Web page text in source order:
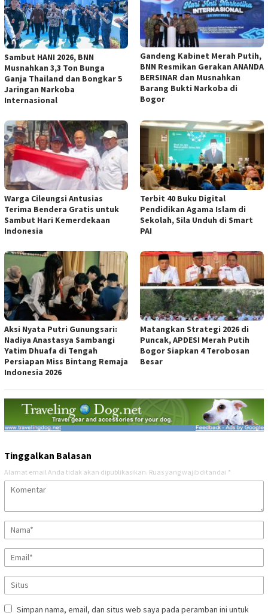
Sambut HANI 2026, BNN
Musnahkan 3,3 Ton Bunga
Ganja Thailand dan Bongkar 5
Jaringan Narkoba
Internasional
Gandeng Kabinet Merah Putih,
BNN Resmikan Gerakan ANANDA
BERSINAR dan Musnahkan
Barang Bukti Narkoba di
Bogor
Warga Cileungsi Antusias
Terima Bendera Gratis untuk
Sambut Hari Kemerdekaan
Indonesia
Terbit 40 Buku Digital
Pendidikan Agama Islam di
Sekolah, Sila Unduh di Smart
PAI
Aksi Nyata Putri Gunungsari:
Nadiya Anastasya Sambangi
Yatim Dhuafa di Tengah
Persiapan Miss Bintang Remaja
Indonesia 2026
Matangkan Strategi 2026 di
Puncak, APDESI Merah Putih
Bogor Siapkan 4 Terobosan
Besar
Tinggalkan Balasan
Alamat email Anda tidak akan dipublikasikan. Ruas yang wajib ditandai *
Simpan nama, email, dan situs web saya pada peramban ini untuk